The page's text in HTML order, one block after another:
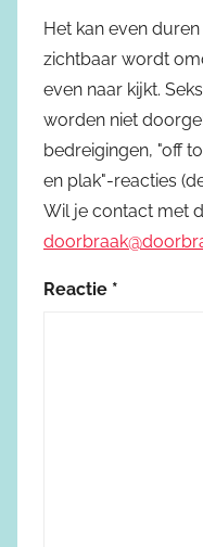
Het kan even
zichtbaar wordt
even naar kijkt.
worden niet
bedreigingen, "off
en plak"-reacties
Wil je contact met
Reactie *